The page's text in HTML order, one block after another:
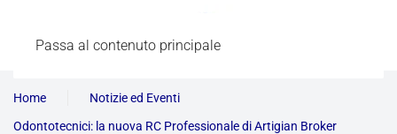
Passa al contenuto principale
Home
Notizie ed Eventi
Odontotecnici: la nuova RC Professionale di Artigian Broker